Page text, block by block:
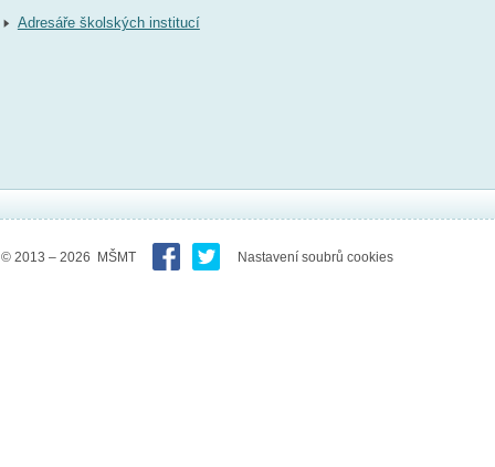
Adresáře školských institucí
© 2013 – 2026 MŠMT Nastavení soubrů cookies